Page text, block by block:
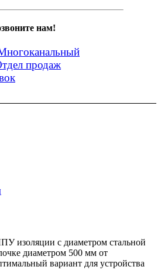
нам!
продаж
изоляции с диаметром стальной
диаметром 500 мм от
вариант для устройства